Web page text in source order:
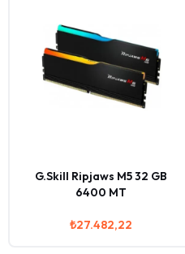
G.Skill Ripjaws M5 32 GB
6400 MT
₺27.482,22